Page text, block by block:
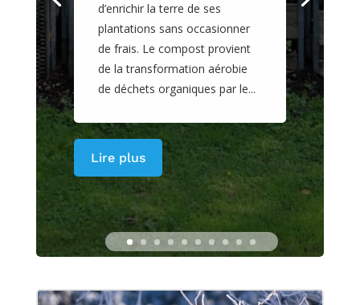
d’enrichir la terre de ses
plantations sans occasionner
de frais. Le compost provient
de la transformation aérobie
de déchets organiques par le...
Lire plus